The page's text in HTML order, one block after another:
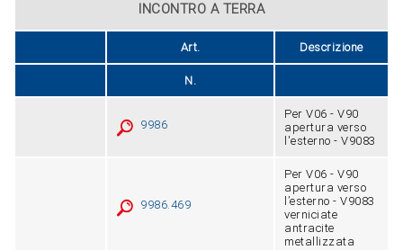
INCONTRO A TERRA
Art. Descrizione
N.
9986
Per V06 - V90
apertura verso
l'esterno - V9083
9986.469
Per V06 ‑ V90
apertura verso
l’esterno ‑ V9083
verniciate
antracite
metallizzata